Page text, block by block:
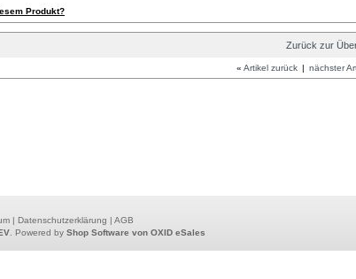
Produkt?
Zurück zur
« Artikel zurück | nächster
| Datenschutzerklärung | AGB
. Powered by Shop Software von OXID eSales